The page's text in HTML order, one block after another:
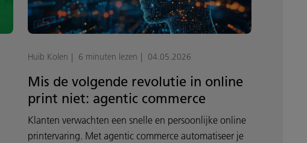
Huib Kolen 6 minuten lezen 04.05.2026
Mis de volgende revolutie in online
print niet: agentic commerce
Klanten verwachten een snelle en persoonlijke online
printervaring. Met agentic commerce automatiseer je